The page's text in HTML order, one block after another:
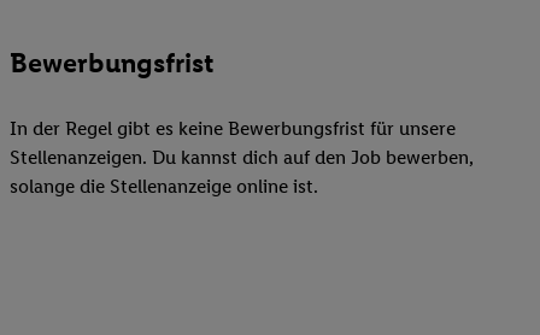
Bewerbungsfrist
In der Regel gibt es keine Bewerbungsfrist für unsere
Stellenanzeigen. Du kannst dich auf den Job bewerben,
solange die Stellenanzeige online ist.